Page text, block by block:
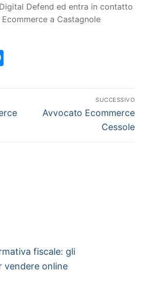
Defend ed entra in contatto
a Castagnole
SUCCESSIVO
Avvocato Ecommerce
Cessole
fiscale: gli
vendere online